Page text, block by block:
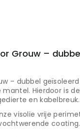
Grouw –
– dubbel
Hierdoor is
en kabelbreuk.
visolie vrije
coating.